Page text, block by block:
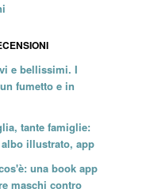
e bellissimi. I
fumetto e in
tante famiglie:
illustrato, app
una book app
maschi contro